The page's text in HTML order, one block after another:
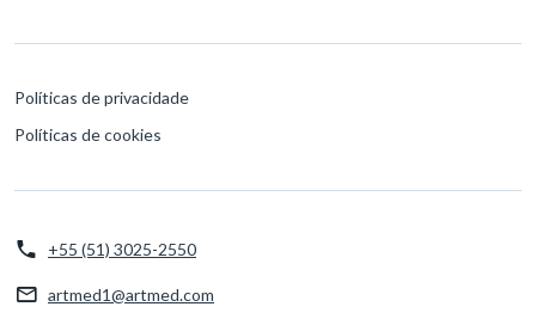
Políticas de privacidade
Políticas de cookies
+55 (51) 3025-2550
artmed1@artmed.com